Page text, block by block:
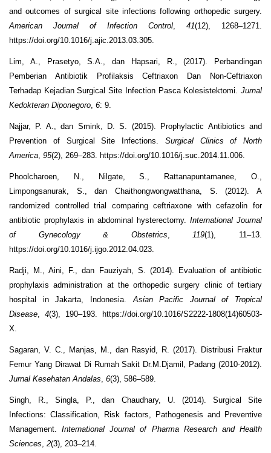
and outcomes of surgical site infections following orthopedic surgery.
American Journal of Infection Control, 41(12), 1268–1271.
https://doi.org/10.1016/j.ajic.2013.03.305.
Lim, A., Prasetyo, S.A., dan Hapsari, R., (2017). Perbandingan
Pemberian Antibiotik Profilaksis Ceftriaxon Dan Non-Ceftriaxon
Terhadap Kejadian Surgical Site Infection Pasca Kolesistektomi. Jurnal
Kedokteran Diponegoro, 6: 9.
Najjar, P. A., dan Smink, D. S. (2015). Prophylactic Antibiotics and
Prevention of Surgical Site Infections. Surgical Clinics of North
America, 95(2), 269–283. https://doi.org/10.1016/j.suc.2014.11.006.
Phoolcharoen, N., Nilgate, S., Rattanapuntamanee, O.,
Limpongsanurak, S., dan Chaithongwongwatthana, S. (2012). A
randomized controlled trial comparing ceftriaxone with cefazolin for
antibiotic prophylaxis in abdominal hysterectomy. International Journal
of Gynecology & Obstetrics,119(1), 11–13.
https://doi.org/10.1016/j.ijgo.2012.04.023.
Radji, M., Aini, F., dan Fauziyah, S. (2014). Evaluation of antibiotic
prophylaxis administration at the orthopedic surgery clinic of tertiary
hospital in Jakarta, Indonesia.Asian Pacific Journal of Tropical
Disease, 4(3), 190–193. https://doi.org/10.1016/S2222-1808(14)60503-
X.
Sagaran, V. C., Manjas, M., dan Rasyid, R. (2017). Distribusi Fraktur
Femur Yang Dirawat Di Rumah Sakit Dr.M.Djamil, Padang (2010-2012).
Jurnal Kesehatan Andalas, 6(3), 586–589.
Singh, R., Singla, P., dan Chaudhary, U. (2014). Surgical Site
Infections: Classification, Risk factors, Pathogenesis and Preventive
Management.International Journal of Pharma Research and Health
Sciences, 2(3), 203–214.